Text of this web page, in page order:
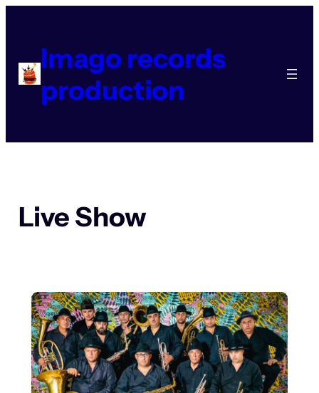
contenuImago records
production
Live Show